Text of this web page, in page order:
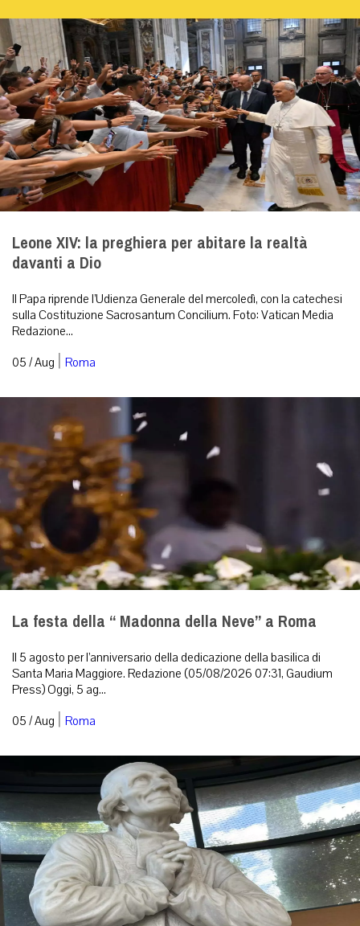
Leone XIV: la preghiera per abitare la realtà
davanti a Dio
Il Papa riprende l’Udienza Generale del mercoledì, con la catechesi
sulla Costituzione Sacrosantum Concilium. Foto: Vatican Media
Redazione...
05 / Aug | Roma
La festa della “ Madonna della Neve” a Roma
Il 5 agosto per l’anniversario della dedicazione della basilica di
Santa Maria Maggiore. Redazione (05/08/2026 07:31, Gaudium
Press) Oggi, 5 ag...
05 / Aug | Roma